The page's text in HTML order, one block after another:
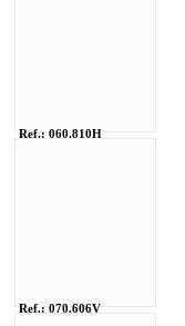
Ref.: 060.810H
Ref.: 070.606V